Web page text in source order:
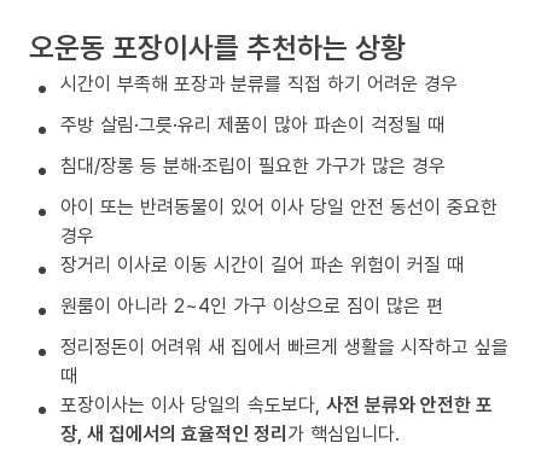
오운동 포장이사를 추천하는 상황
시간이 부족해 포장과 분류를 직접 하기 어려운 경우
주방 살림·그릇·유리 제품이 많아 파손이 걱정될 때
침대/장롱 등 분해·조립이 필요한 가구가 많은 경우
아이 또는 반려동물이 있어 이사 당일 안전 동선이 중요한
경우
장거리 이사로 이동 시간이 길어 파손 위험이 커질 때
원룸이 아니라 2~4인 가구 이상으로 짐이 많은 편
정리정돈이 어려워 새 집에서 빠르게 생활을 시작하고 싶을
때
포장이사는 이사 당일의 속도보다, 사전 분류와 안전한 포
장, 새 집에서의 효율적인 정리가 핵심입니다.